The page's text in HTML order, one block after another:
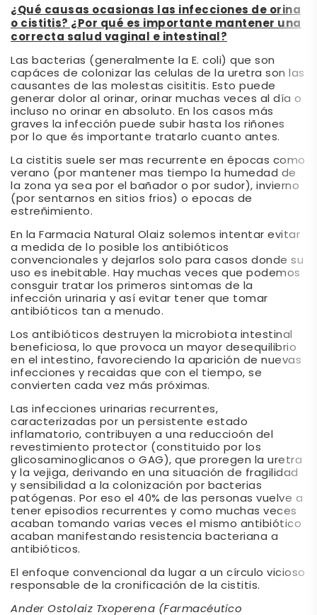
¿Qué causas ocasionas las infecciones de orina
o cistitis? ¿Por qué es importante mantener una
correcta salud vaginal e intestinal?
Las bacterias (generalmente la E. coli) que son
capáces de colonizar las celulas de la uretra son las
causantes de las molestas cisititis. Esto puede
generar dolor al orinar, orinar muchas veces al día o
incluso no orinar en absoluto. En los casos más
graves la infección puede subir hasta los riñones
por lo que és importante tratarlo cuanto antes.
La cistitis suele ser mas recurrente en épocas como
verano (por mantener mas tiempo la humedad de
la zona ya sea por el bañador o por sudor), invierno
(por sentarnos en sitios frios) o epocas de
estreñimiento.
En la Farmacia Natural Olaiz solemos intentar evitar
a medida de lo posible los antibióticos
convencionales y dejarlos solo para casos donde su
uso es inebitable. Hay muchas veces que podemos
consguir tratar los primeros sintomas de la
infección urinaria y así evitar tener que tomar
antibióticos tan a menudo.
Los antibióticos destruyen la microbiota intestinal
beneficiosa, lo que provoca un mayor desequilibrio
en el intestino, favoreciendo la aparición de nuevas
infecciones y recaidas que con el tiempo, se
convierten cada vez más próximas.
Las infecciones urinarias recurrentes,
caracterizadas por un persistente estado
inflamatorio, contribuyen a una reduccioón del
revestimiento protector (constituido por los
glicosaminoglicanos o GAG), que proregen la uretra
y la vejiga, derivando en una situación de fragilidad
y sensibilidad a la colonización por bacterias
patógenas. Por eso el 40% de las personas vuelve a
tener episodios recurrentes y como muchas veces
acaban tomando varias veces el mismo antibiótico
acaban manifestando resistencia bacteriana a
antibióticos.
El enfoque convencional da lugar a un círculo vicioso
responsable de la cronificación de la cistitis.
Ander Ostolaiz Txoperena (Farmacéutico